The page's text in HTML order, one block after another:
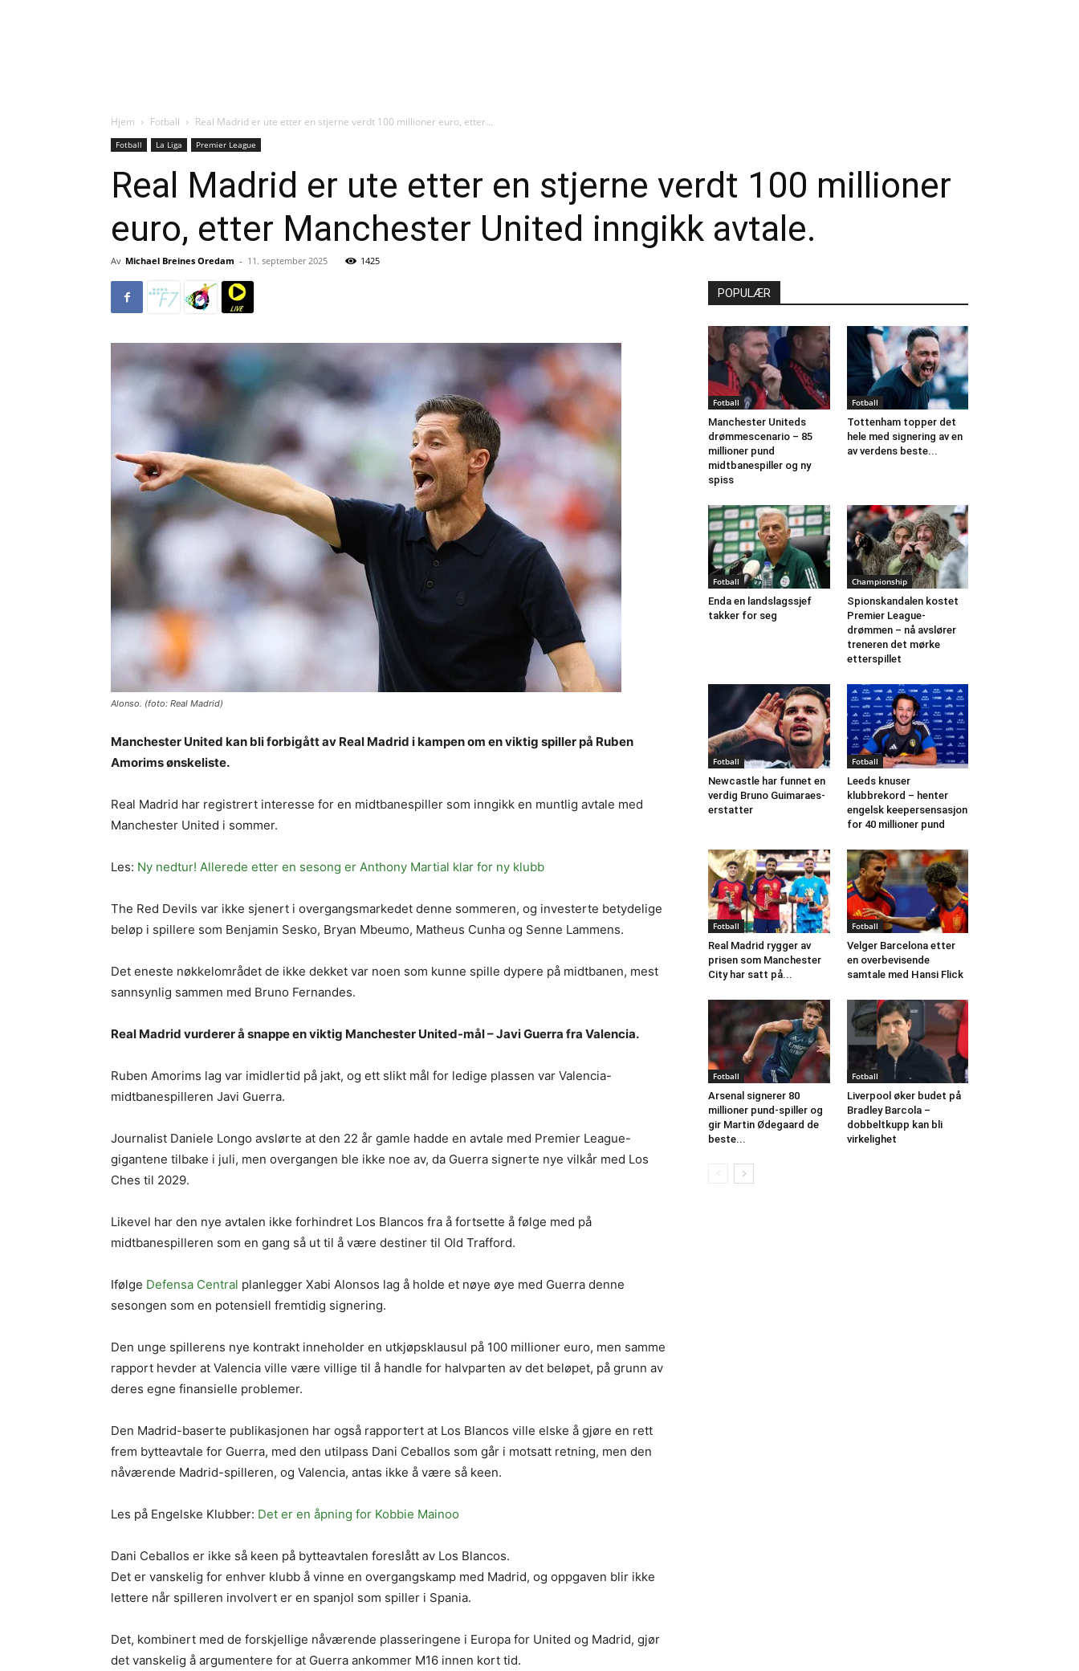
Hjem Fotball Real Madrid er ute etter en stjerne verdt 100 millioner euro, etter...
Fotball La Liga Premier League
Real Madrid er ute etter en stjerne verdt 100 millioner
euro, etter Manchester United inngikk avtale.
Av Michael Breines Oredam - 11. september 2025 1425
Alonso. (foto: Real Madrid)
Manchester United kan bli forbigått av Real Madrid i kampen om en viktig spiller på Ruben
Amorims ønskeliste.
Real Madrid har registrert interesse for en midtbanespiller som inngikk en muntlig avtale med
Manchester United i sommer.
Les: Ny nedtur! Allerede etter en sesong er Anthony Martial klar for ny klubb
The Red Devils var ikke sjenert i overgangsmarkedet denne sommeren, og investerte betydelige
beløp i spillere som Benjamin Sesko, Bryan Mbeumo, Matheus Cunha og Senne Lammens.
Det eneste nøkkelområdet de ikke dekket var noen som kunne spille dypere på midtbanen, mest
sannsynlig sammen med Bruno Fernandes.
Real Madrid vurderer å snappe en viktig Manchester United-mål – Javi Guerra fra Valencia.
Ruben Amorims lag var imidlertid på jakt, og ett slikt mål for ledige plassen var Valencia-
midtbanespilleren Javi Guerra.
Journalist Daniele Longo avslørte at den 22 år gamle hadde en avtale med Premier League-
gigantene tilbake i juli, men overgangen ble ikke noe av, da Guerra signerte nye vilkår med Los
Ches til 2029.
Likevel har den nye avtalen ikke forhindret Los Blancos fra å fortsette å følge med på
midtbanespilleren som en gang så ut til å være destiner til Old Trafford.
Ifølge Defensa Central planlegger Xabi Alonsos lag å holde et nøye øye med Guerra denne
sesongen som en potensiell fremtidig signering.
Den unge spillerens nye kontrakt inneholder en utkjøpsklausul på 100 millioner euro, men samme
rapport hevder at Valencia ville være villige til å handle for halvparten av det beløpet, på grunn av
deres egne finansielle problemer.
Den Madrid-baserte publikasjonen har også rapportert at Los Blancos ville elske å gjøre en rett
frem bytteavtale for Guerra, med den utilpass Dani Ceballos som går i motsatt retning, men den
nåværende Madrid-spilleren, og Valencia, antas ikke å være så keen.
Les på Engelske Klubber: Det er en åpning for Kobbie Mainoo
Dani Ceballos er ikke så keen på bytteavtalen foreslått av Los Blancos.
Det er vanskelig for enhver klubb å vinne en overgangskamp med Madrid, og oppgaven blir ikke
lettere når spilleren involvert er en spanjol som spiller i Spania.
Det, kombinert med de forskjellige nåværende plasseringene i Europa for United og Madrid, gjør
det vanskelig å argumentere for at Guerra ankommer M16 innen kort tid.
POPULÆR
Fotball
Manchester Uniteds
drømmescenario – 85
millioner pund
midtbanespiller og ny
spiss
Fotball
Tottenham topper det
hele med signering av en
av verdens beste...
Fotball
Enda en landslagssjef
takker for seg
Championship
Spionskandalen kostet
Premier League-
drømmen – nå avslører
treneren det mørke
etterspillet
Fotball
Newcastle har funnet en
verdig Bruno Guimaraes-
erstatter
Fotball
Leeds knuser
klubbrekord – henter
engelsk keepersensasjon
for 40 millioner pund
Fotball
Real Madrid rygger av
prisen som Manchester
City har satt på...
Fotball
Velger Barcelona etter
en overbevisende
samtale med Hansi Flick
Fotball
Arsenal signerer 80
millioner pund-spiller og
gir Martin Ødegaard de
beste...
Fotball
Liverpool øker budet på
Bradley Barcola –
dobbeltkupp kan bli
virkelighet